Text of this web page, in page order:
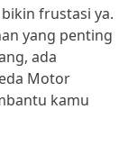
frustasi ya.
yang penting
ada
Motor
kamu